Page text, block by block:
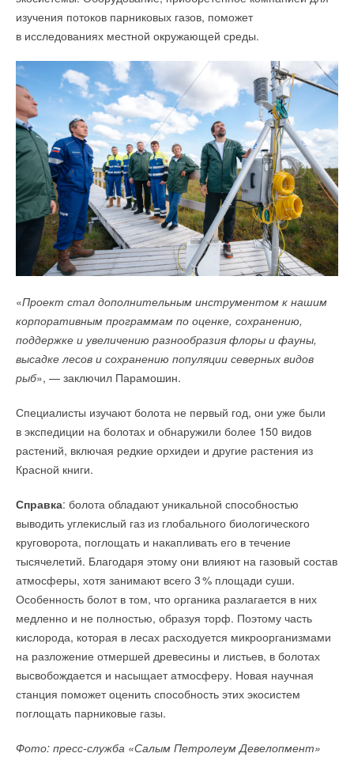
изучения потоков парниковых газов, поможет
в исследованиях местной окружающей среды.
«Проект стал дополнительным инструментом к нашим
корпоративным программам по оценке, сохранению,
поддержке и увеличению разнообразия флоры и фауны,
высадке лесов и сохранению популяции северных видов
рыб», — заключил Парамошин.
Специалисты изучают болота не первый год, они уже были
в экспедиции на болотах и обнаружили более 150 видов
растений, включая редкие орхидеи и другие растения из
Красной книги.
Справка: болота обладают уникальной способностью
выводить углекислый газ из глобального биологического
круговорота, поглощать и накапливать его в течение
тысячелетий. Благодаря этому они влияют на газовый состав
атмосферы, хотя занимают всего 3% площади суши.
Особенность болот в том, что органика разлагается в них
медленно и не полностью, образуя торф. Поэтому часть
кислорода, которая в лесах расходуется микроорганизмами
на разложение отмершей древесины и листьев, в болотах
высвобождается и насыщает атмосферу. Новая научная
станция поможет оценить способность этих экосистем
поглощать парниковые газы.
Фото: пресс-служба «Салым Петролеум Девелопмент»